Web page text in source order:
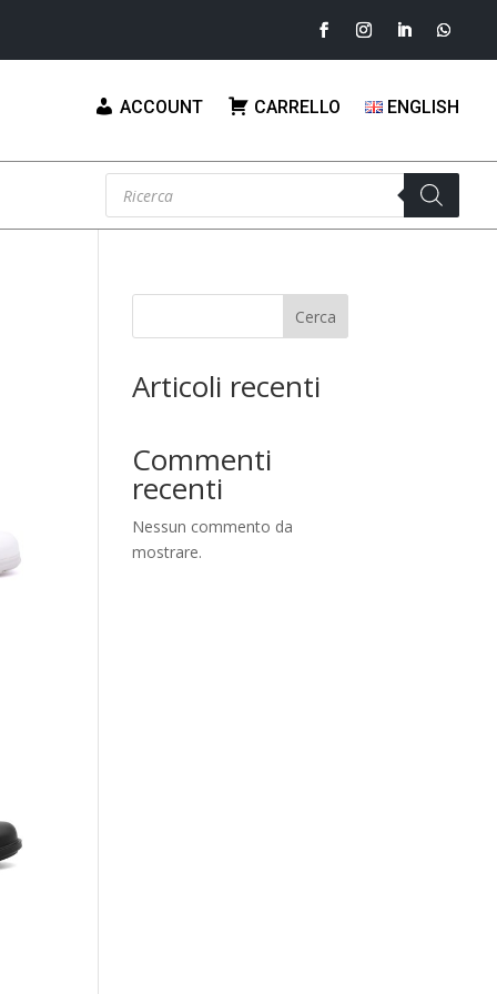
ACCOUNT CARRELLO ENGLISH
Products
search
Cerca
Articoli recenti
Commenti
recenti
Nessun commento da
mostrare.